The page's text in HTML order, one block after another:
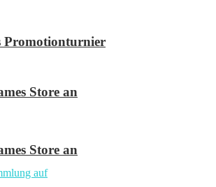
Store an
Promotionturnier
Store an